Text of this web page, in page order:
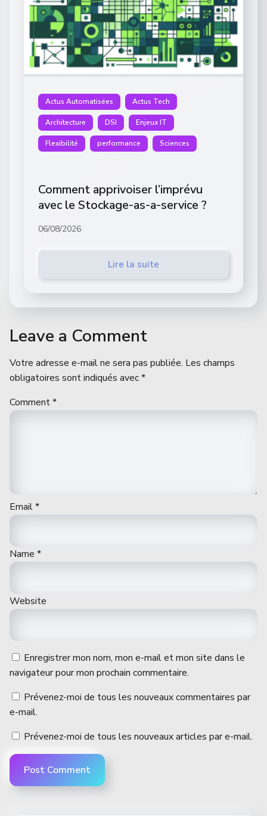
Actus Automatisées Actus Tech
Architecture DSI Enjeux IT
Flexibilité performance Sciences
Comment apprivoiser l’imprévu
avec le Stockage-as-a-service ?
06/08/2026
Lire la suite
Leave a Comment
Votre adresse e-mail ne sera pas publiée. Les champs
obligatoires sont indiqués avec*
Comment*
Email*
Name *
Website
Enregistrer mon nom, mon e-mail et mon site dans le
navigateur pour mon prochain commentaire.
Prévenez-moi de tous les nouveaux commentaires par
e-mail.
Prévenez-moi de tous les nouveaux articles par e-mail.